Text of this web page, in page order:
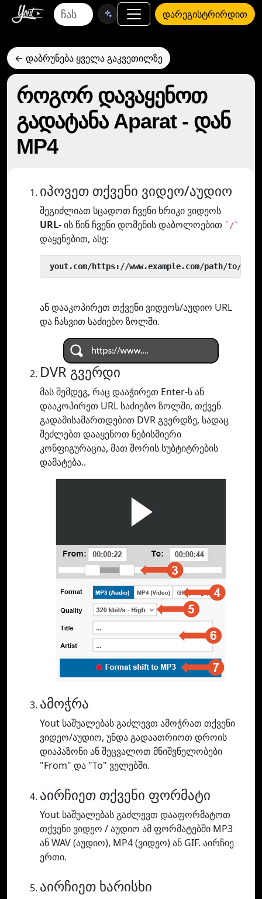
დარეგისტრირდით
← დაბრუნება ყველა გაკვეთილზე
როგორ დავაყენოთ
გადატანა Aparat - დან
MP4
იპოვეთ თქვენი ვიდეო/აუდიო
შეგიძლიათ სცადოთ ჩვენი ხრიკი ვიდეოს
URL-ის წინ ჩვენი დომენის დაბოლოებით `/`
დაყენებით, ასე:
yout.com/https://www.example.com/path/to/
ან დააკოპირეთ თქვენი ვიდეოს/აუდიო URL
და ჩასვით საძიებო ზოლში.
DVR გვერდი
მას შემდეგ, რაც დააჭირეთ Enter-ს ან
დააკოპირეთ URL საძიებო ზოლში, თქვენ
გადამისამართდებით DVR გვერდზე, სადაც
შეძლებთ დააყენოთ ნებისმიერი
კონფიგურაცია, მათ შორის სუბტიტრების
დამატება..
ამოჭრა
Yout საშუალებას გაძლევთ ამოჭრათ თქვენი
ვიდეო/აუდიო, უნდა გადაათრიოთ დროის
დიაპაზონი ან შეცვალოთ მნიშვნელობები
"From" და "To" ველებში.
აირჩიეთ თქვენი ფორმატი
Yout საშუალებას გაძლევთ დააფორმატოთ
თქვენი ვიდეო / აუდიო ამ ფორმატებში MP3
ან WAV (აუდიო), MP4 (ვიდეო) ან GIF. აირჩიე
ერთი.
აირჩიეთ ხარისხი